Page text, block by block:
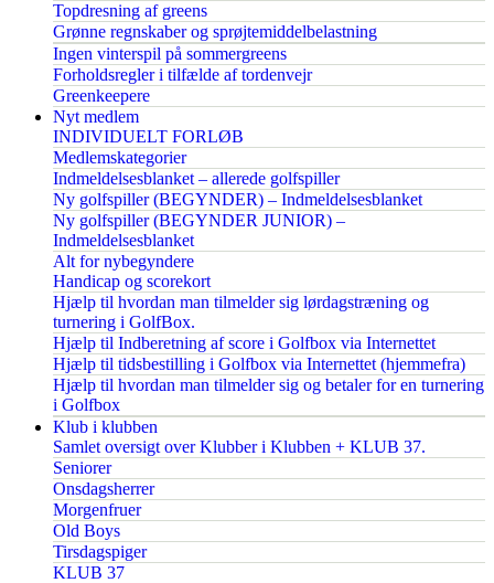
Topdresning af greens
Grønne regnskaber og sprøjtemiddelbelastning
Ingen vinterspil på sommergreens
Forholdsregler i tilfælde af tordenvejr
Greenkeepere
Nyt medlem
INDIVIDUELT FORLØB
Medlemskategorier
Indmeldelsesblanket – allerede golfspiller
Ny golfspiller (BEGYNDER) – Indmeldelsesblanket
Ny golfspiller (BEGYNDER JUNIOR) –
Indmeldelsesblanket
Alt for nybegyndere
Handicap og scorekort
Hjælp til hvordan man tilmelder sig lørdagstræning og
turnering i GolfBox.
Hjælp til Indberetning af score i Golfbox via Internettet
Hjælp til tidsbestilling i Golfbox via Internettet (hjemmefra)
Hjælp til hvordan man tilmelder sig og betaler for en turnering
i Golfbox
Klub i klubben
Samlet oversigt over Klubber i Klubben + KLUB 37.
Seniorer
Onsdagsherrer
Morgenfruer
Old Boys
Tirsdagspiger
KLUB 37